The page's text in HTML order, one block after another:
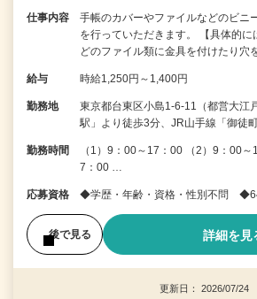
仕事内容
手帳のカバーやファイルなどのビニ
を行っていただきます。 【具体的
どのファイル類に金具を付けたり穴
給与 時給1,250円～1,400円
勤務地
東京都台東区小島1-6-11（都営大江
駅」より徒歩3分、JR山手線「御徒
勤務時間
（1）9：00～17：00 （2）9：00
7：00 …
応募資格 ◆学歴・年齢・資格・性別不問
後で見る 詳細を見
更新日： 2026/07/